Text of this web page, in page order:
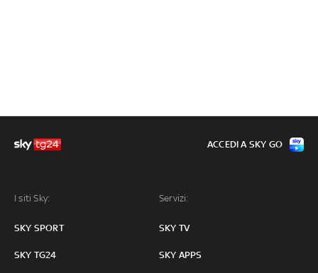
I siti Sky:
SKY SPORT
SKY TG24
Servizi:
SKY TV
SKY APPS
ACCEDI A SKY GO